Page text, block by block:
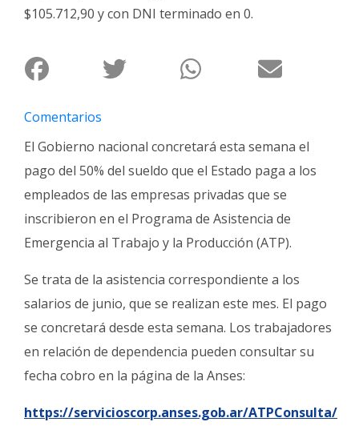
Policiales
Fotos
Familia
Clasificados
Fúnebres
$105.712,90 y con DNI terminado en 0.
Comentarios
El Gobierno nacional concretará esta semana el
pago del 50% del sueldo que el Estado paga a los
empleados de las empresas privadas que se
inscribieron en el Programa de Asistencia de
Emergencia al Trabajo y la Producción (ATP).
Se trata de la asistencia correspondiente a los
salarios de junio, que se realizan este mes. El pago
se concretará desde esta semana. Los trabajadores
en relación de dependencia pueden consultar su
fecha cobro en la página de la Anses:
https://servicioscorp.anses.gob.ar/ATPConsulta/